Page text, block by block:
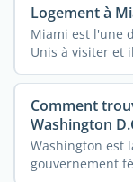
Logement à
Miami est l'une
Unis à visiter et
Comment
Washington
Washington est
gouvernement